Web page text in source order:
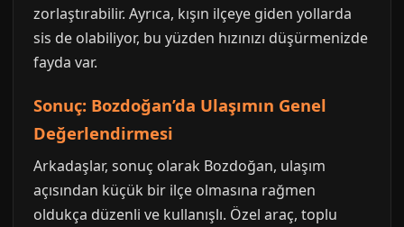
zorlaştırabilir. Ayrıca, kışın ilçeye giden yollarda
sis de olabiliyor, bu yüzden hızınızı düşürmenizde
fayda var.
Sonuç: Bozdoğan’da Ulaşımın Genel
Değerlendirmesi
Arkadaşlar, sonuç olarak Bozdoğan, ulaşım
açısından küçük bir ilçe olmasına rağmen
oldukça düzenli ve kullanışlı. Özel araç, toplu